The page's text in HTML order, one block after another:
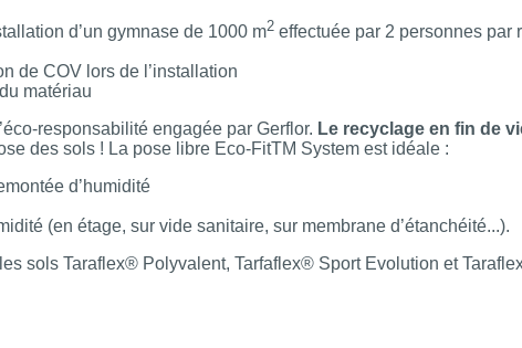
d’un gymnase de 1000 m2 effectuée par 2 personnes par
de COV lors de l’installation
matériau
responsabilité engagée par Gerflor. Le recyclage en fin de
des sols ! La pose libre Eco-FitTM System est idéale :
d’humidité
(en étage, sur vide sanitaire, sur membrane d’étanchéité...).
sols Taraflex® Polyvalent, Tarfaflex® Sport Evolution et